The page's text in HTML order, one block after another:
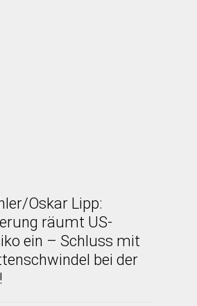
Oskar Lipp:
räumt US-
ein – Schluss mit
bei der